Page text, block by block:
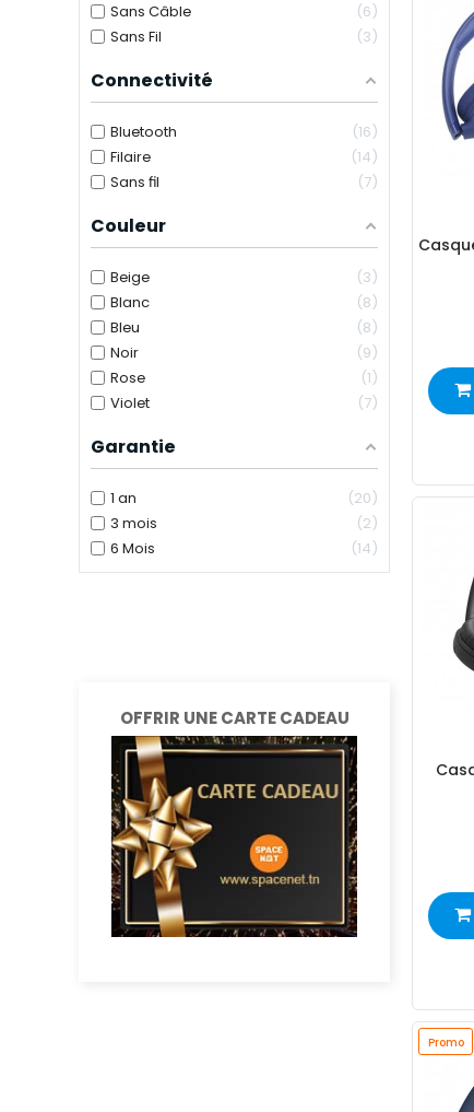
Sans Câble
6
Sans Fil
3
Connectivité
Bluetooth
16
Filaire
14
Sans fil
7
Couleur
Beige
3
Blanc
8
Bleu
8
Noir
9
Rose
1
Violet
7
Garantie
1 an
20
3 mois
2
6 Mois
14
OFFRIR UNE CARTE CADEAU
Promo